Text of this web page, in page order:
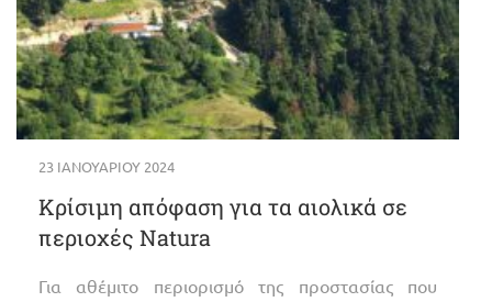
23 ΙΑΝΟΥΑΡΊΟΥ 2024
Κρίσιμη απόφαση για τα αιολικά σε
περιοχές Natura
Για αθέμιτο περιορισμό της προστασίας που